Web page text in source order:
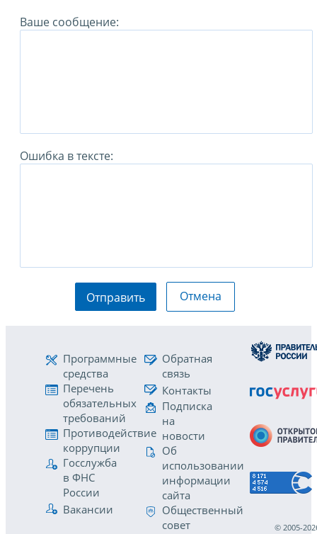
Ваше сообщение:
Ошибка в тексте:
Отправить Отмена
Программные
средства
Перечень
обязательных
требований
Противодействие
коррупции
Госслужба
в ФНС
России
Вакансии
Обратная
связь
Контакты
Подписка
на
новости
Об
использовании
информации
сайта
Общественный
совет
© 2005-